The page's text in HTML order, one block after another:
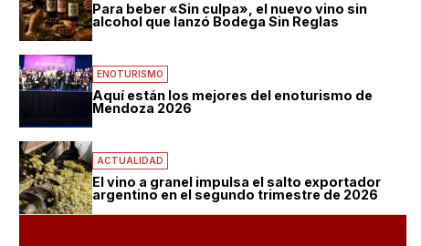
Para beber «Sin culpa», el nuevo vino sin
alcohol que lanzó Bodega Sin Reglas
ENOTURISMO
Aquí están los mejores del enoturismo de
Mendoza 2026
ACTUALIDAD
El vino a granel impulsa el salto exportador
argentino en el segundo trimestre de 2026